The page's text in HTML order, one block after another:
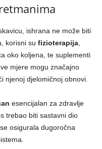
ishrana ne može biti
korisni su fizioterapija
oko koljena, te suplementi
mjere mogu značajno
njenoj djelomičnoj obnovi.
esencijalan za zdravlje
trebao biti sastavni dio
osigurala dugoročna